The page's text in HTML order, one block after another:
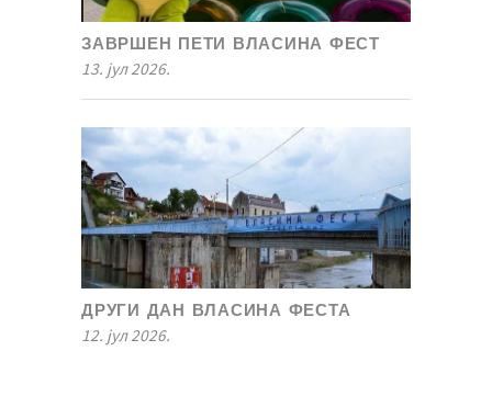
ЗАВРШЕН ПЕТИ ВЛАСИНА ФЕСТ
13. јул 2026.
ДРУГИ ДАН ВЛАСИНА ФЕСТА
12. јул 2026.